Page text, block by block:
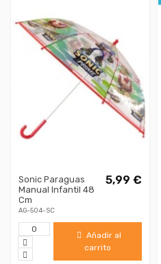
Sonic Paraguas
Manual Infantil 48
Cm
AG-504-SC
5,99 €
Añadir al
carrito